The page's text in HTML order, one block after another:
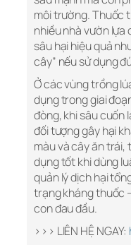
môi trường. Thuốc
nhiều nhà vườn lựa
sâu hại hiệu quả
cây” nếu sử dụng
Ở các vùng trồng
dụng trong giai
đòng, khi sâu cuốn
đối tượng gây hại
màu và cây ăn trái,
dụng tốt khi dùng
quản lý dịch hại
trạng kháng thuốc
con đau đầu.
>>> LIÊN HỆ NGAY: